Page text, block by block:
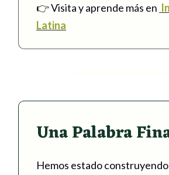
👉 Visita y aprende más en
Latina
Una Palabra
Hemos estado